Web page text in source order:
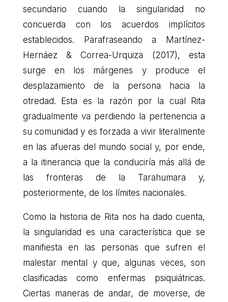
secundario cuando la singularidad no
concuerda con los acuerdos implícitos
establecidos. Parafraseando a Martínez-
Hernáez & Correa-Urquiza (2017), esta
surge en los márgenes y produce el
desplazamiento de la persona hacia la
otredad. Esta es la razón por la cual Rita
gradualmente va perdiendo la pertenencia a
su comunidad y es forzada a vivir literalmente
en las afueras del mundo social y, por ende,
a la itinerancia que la conduciría más allá de
las fronteras de la Tarahumara y,
posteriormente, de los límites nacionales.
Como la historia de Rita nos ha dado cuenta,
la singularidad es una característica que se
manifiesta en las personas que sufren el
malestar mental y que, algunas veces, son
clasificadas como enfermas psiquiátricas.
Ciertas maneras de andar, de moverse, de